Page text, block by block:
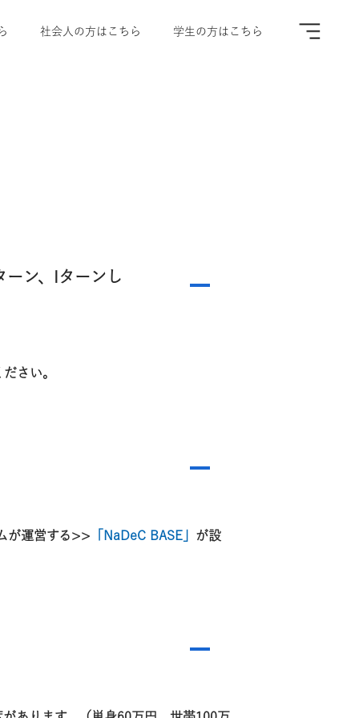
社会人の方はこちら 学生の方はこちら
A
ン、Iターンし
さい。
A
が運営する>> 「NaDeC BASE」 が設
A